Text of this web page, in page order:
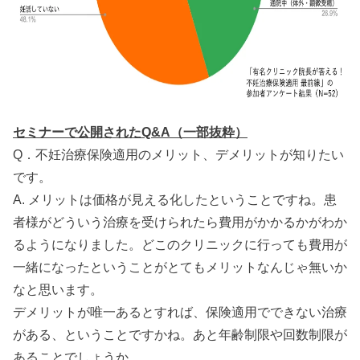
セミナーで公開されたQ&A（一部抜粋）
Q．不妊治療保険適用のメリット、デメリットが知りたい
です。
A. メリットは価格が見える化したということですね。患
者様がどういう治療を受けられたら費用がかかるかがわか
るようになりました。どこのクリニックに行っても費用が
一緒になったということがとてもメリットなんじゃ無いか
なと思います。
デメリットが唯一あるとすれば、保険適用でできない治療
がある、ということですかね。あと年齢制限や回数制限が
あることでしょうか。